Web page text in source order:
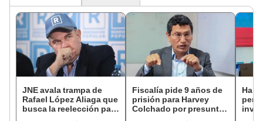
JNE avala trampa de
Rafael López Aliaga que
busca la reelección para
Fiscalía pide 9 años de
prisión para Harvey
Colchado por presunta